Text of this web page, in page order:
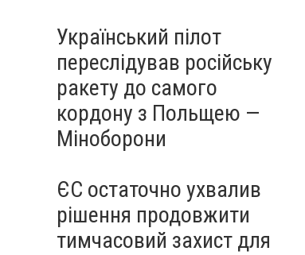
Український пілот
переслідував російську
ракету до самого
кордону з Польщею —
Міноборони
ЄС остаточно ухвалив
рішення продовжити
тимчасовий захист для